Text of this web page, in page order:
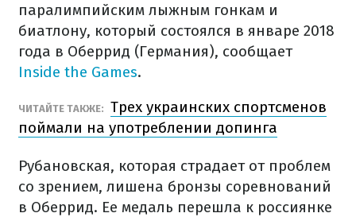
паралимпийским лыжным гонкам и
биатлону, который состоялся в январе 2018
года в Оберрид (Германия), сообщает
Inside the Games.
ЧИТАЙТЕ ТАКЖЕ: Трех украинских спортсменов
поймали на употреблении допинга
Рубановская, которая страдает от проблем
со зрением, лишена бронзы соревнований
в Оберрид. Ее медаль перешла к россиянке